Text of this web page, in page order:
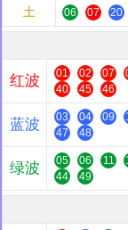
土 06 07 20
红波 01 02 07
40
45 46
蓝波 03 04 09
47
48
绿波 05 06 11
44
49